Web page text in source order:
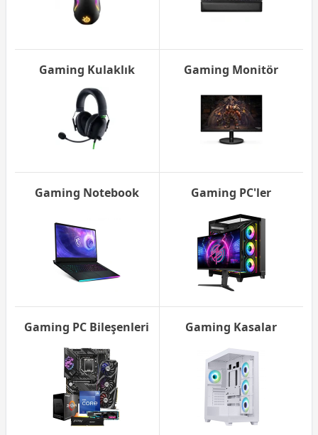
Gaming Kulaklık Gaming Monitör
Gaming Notebook Gaming PC'ler
Gaming PC Bileşenleri Gaming Kasalar